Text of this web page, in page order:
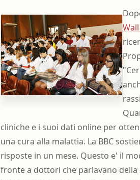
Ortottista/
Ostetrica/o
Podologo
Psicologo/a
Psicoterapeuta
cliniche e i suoi dati online per
una cura alla malattia. La BBC
risposte in un mese. Questo e' il
fronte a dottori che parlavano